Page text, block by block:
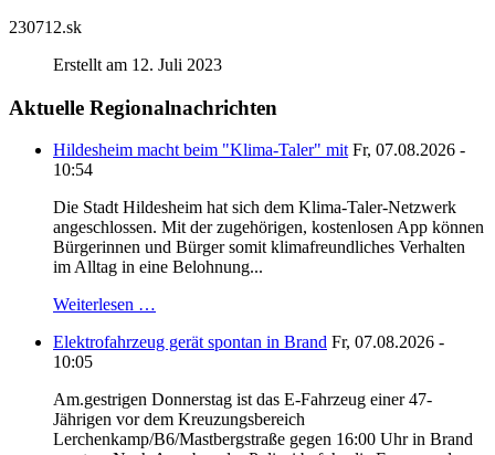
230712.sk
Erstellt am 12. Juli 2023
Aktuelle Regionalnachrichten
Hildesheim macht beim "Klima-Taler" mit Fr, 07.08.2026 -
10:54
Die Stadt Hildesheim hat sich dem Klima-Taler-Netzwerk
angeschlossen. Mit der zugehörigen, kostenlosen App können
Bürgerinnen und Bürger somit klimafreundliches Verhalten
im Alltag in eine Belohnung...
Weiterlesen …
Elektrofahrzeug gerät spontan in Brand Fr, 07.08.2026 -
10:05
Am.gestrigen Donnerstag ist das E-Fahrzeug einer 47-
Jährigen vor dem Kreuzungsbereich
Lerchenkamp/B6/Mastbergstraße gegen 16:00 Uhr in Brand